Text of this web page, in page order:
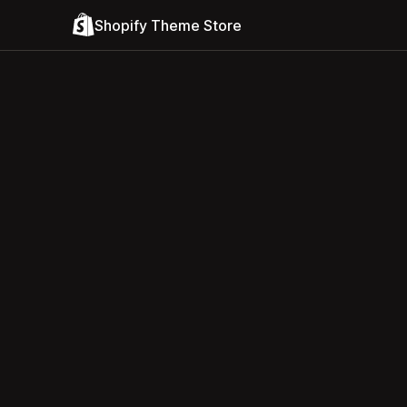
Shopify Theme Store